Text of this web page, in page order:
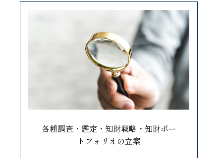
各種調査・鑑定・知財戦略・知財ポー
トフォリオの立案